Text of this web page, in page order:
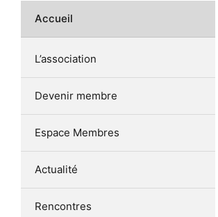
Accueil
L’association
Devenir membre
Espace Membres
Actualité
Rencontres